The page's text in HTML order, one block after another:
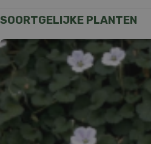
SOORTGELIJKE PLANTEN